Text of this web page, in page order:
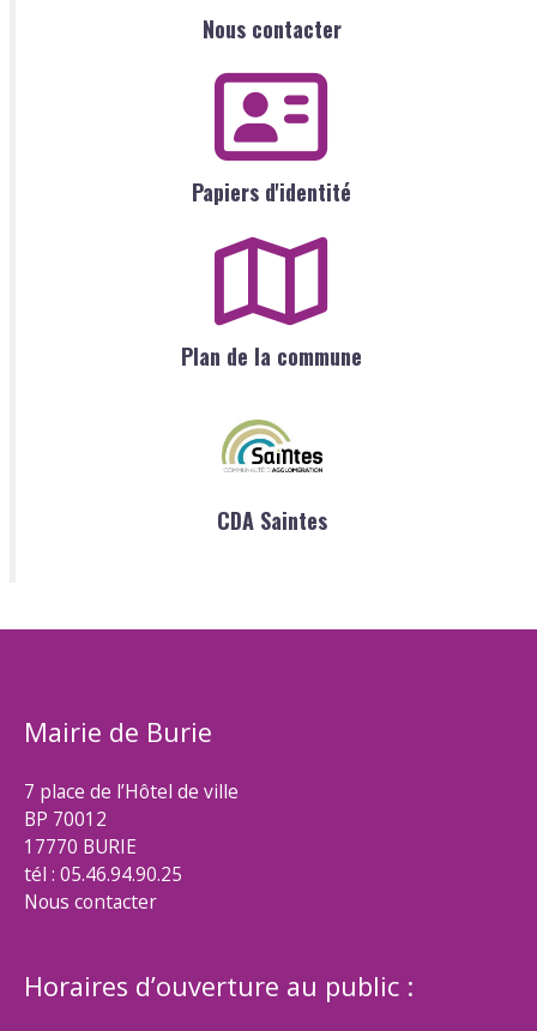
Nous contacter
Papiers d'identité
Plan de la commune
CDA Saintes
Mairie de Burie
7 place de l’Hôtel de ville
BP 70012
17770 BURIE
tél : 05.46.94.90.25
Nous contacter
Horaires d’ouverture au public :